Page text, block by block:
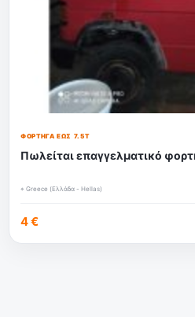
ΦΟΡΤΗΓΆ ΈΩΣ 7.5Τ
Πωλείται επαγγελματικό
⌖ Greece (Ελλάδα - Hellas)
4 €